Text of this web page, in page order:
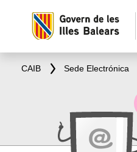
CAIB Sede Electrónica